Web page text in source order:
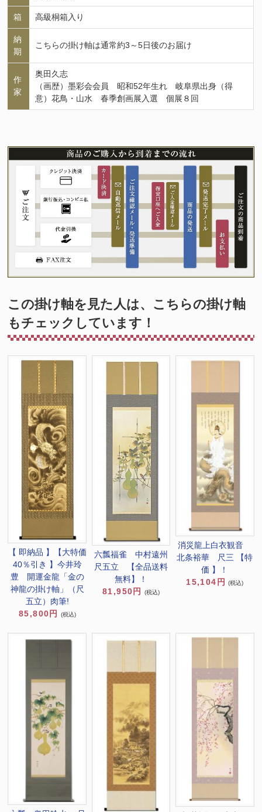
箱 高級桐箱入り
納
期
こちらの掛け軸は通常約3～5日後のお届け
作
家
奥田久志
（画歴）墨彩会会員 昭和52年生れ 岐阜県出身（得
意）花鳥・山水 春季創画展入選 個展８回
この掛け軸を見た人は、こちらの掛け軸
もチェックしています！
【 即納品 】【大特価
40％引き 】今井玲
豊 開運金龍「金の
神龍の掛け軸」（尺
五立）肉筆!
85,800円
(税込)
六瓢福雀 中村遠州
尺五立 【全品送料
無料】！
81,950円
(税込)
消災龍上白衣観音
北条裕華 尺三 【特
価 】！
15,104円
(税込)